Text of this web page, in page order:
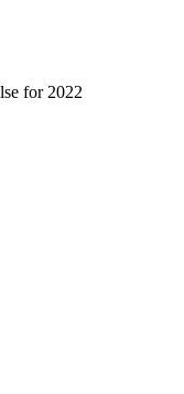
for 2022